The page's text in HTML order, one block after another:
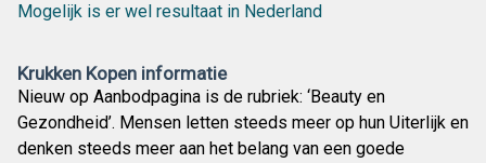
Mogelijk is er wel resultaat in Nederland
Krukken Kopen informatie
Nieuw op Aanbodpagina is de rubriek: ‘Beauty en
Gezondheid’. Mensen letten steeds meer op hun Uiterlijk en
denken steeds meer aan het belang van een goede